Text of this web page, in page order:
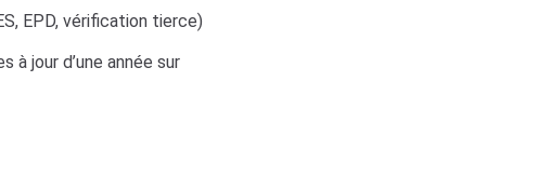
EPD, vérification tierce)
à jour d’une année sur